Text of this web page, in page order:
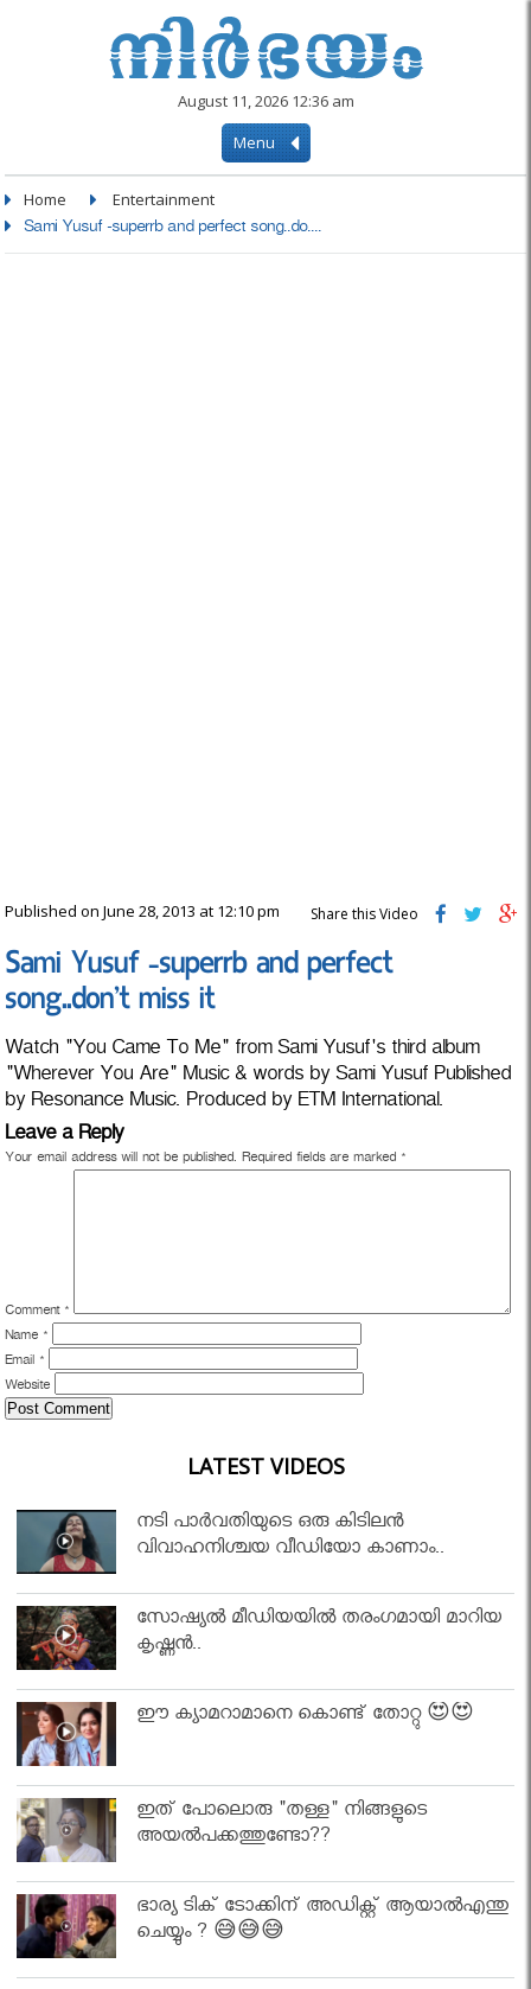
August 11, 2026 12:36 am
Menu
Home Entertainment
Sami Yusuf -superrb and perfect song..do....
Published on June 28, 2013 at 12:10 pm Share this Video
Sami Yusuf -superrb and perfect
song..don’t miss it
Watch "You Came To Me" from Sami Yusuf's third album
"Wherever You Are" Music & words by Sami Yusuf Published
by Resonance Music. Produced by ETM International.
Leave a Reply
Your email address will not be published. Required fields are marked *
Comment *
Name *
Email *
Website
LATEST VIDEOS
നടി പാർവതിയുടെ ഒരു കിടിലൻ
വിവാഹനിശ്ചയ വീഡിയോ കാണാം..
സോഷ്യൽ മീഡിയയിൽ തരംഗമായി മാറിയ
കൃഷ്ണൻ..
ഈ ക്യാമറാമാനെ കൊണ്ട് തോറ്റു 😍😍
ഇത് പോലൊരു "തള്ള" നിങ്ങളുടെ
അയല്‍പക്കത്തുണ്ടോ??
ഭാര്യ ടിക് ടോക്കിന് അഡിക്റ്റ് ആയാൽഎന്തു
ചെയ്യും ? 😅😅😅